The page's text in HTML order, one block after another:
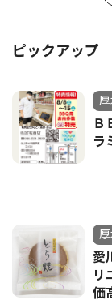
ピックアップ
Ｂ
ラ
愛
リ
価